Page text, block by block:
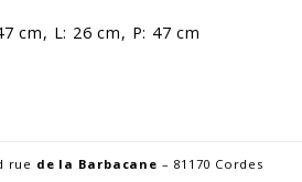
cm, L: 26 cm, P: 47 cm
rue de la Barbacane – 81170 Cordes